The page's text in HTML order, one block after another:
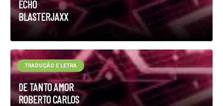
ECHO
BLASTERJAXX
DE TANTO AMOR
ROBERTO CARLOS
TRADUÇÃO E LETRA